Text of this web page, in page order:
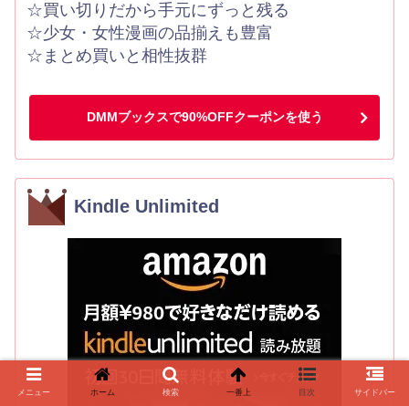
☆買い切りだから手元にずっと残る
☆少女・女性漫画の品揃えも豊富
☆まとめ買いと相性抜群
DMMブックスで90%OFFクーポンを使う
Kindle Unlimited
メニュー ホーム 検索 一番上 目次 サイドバー